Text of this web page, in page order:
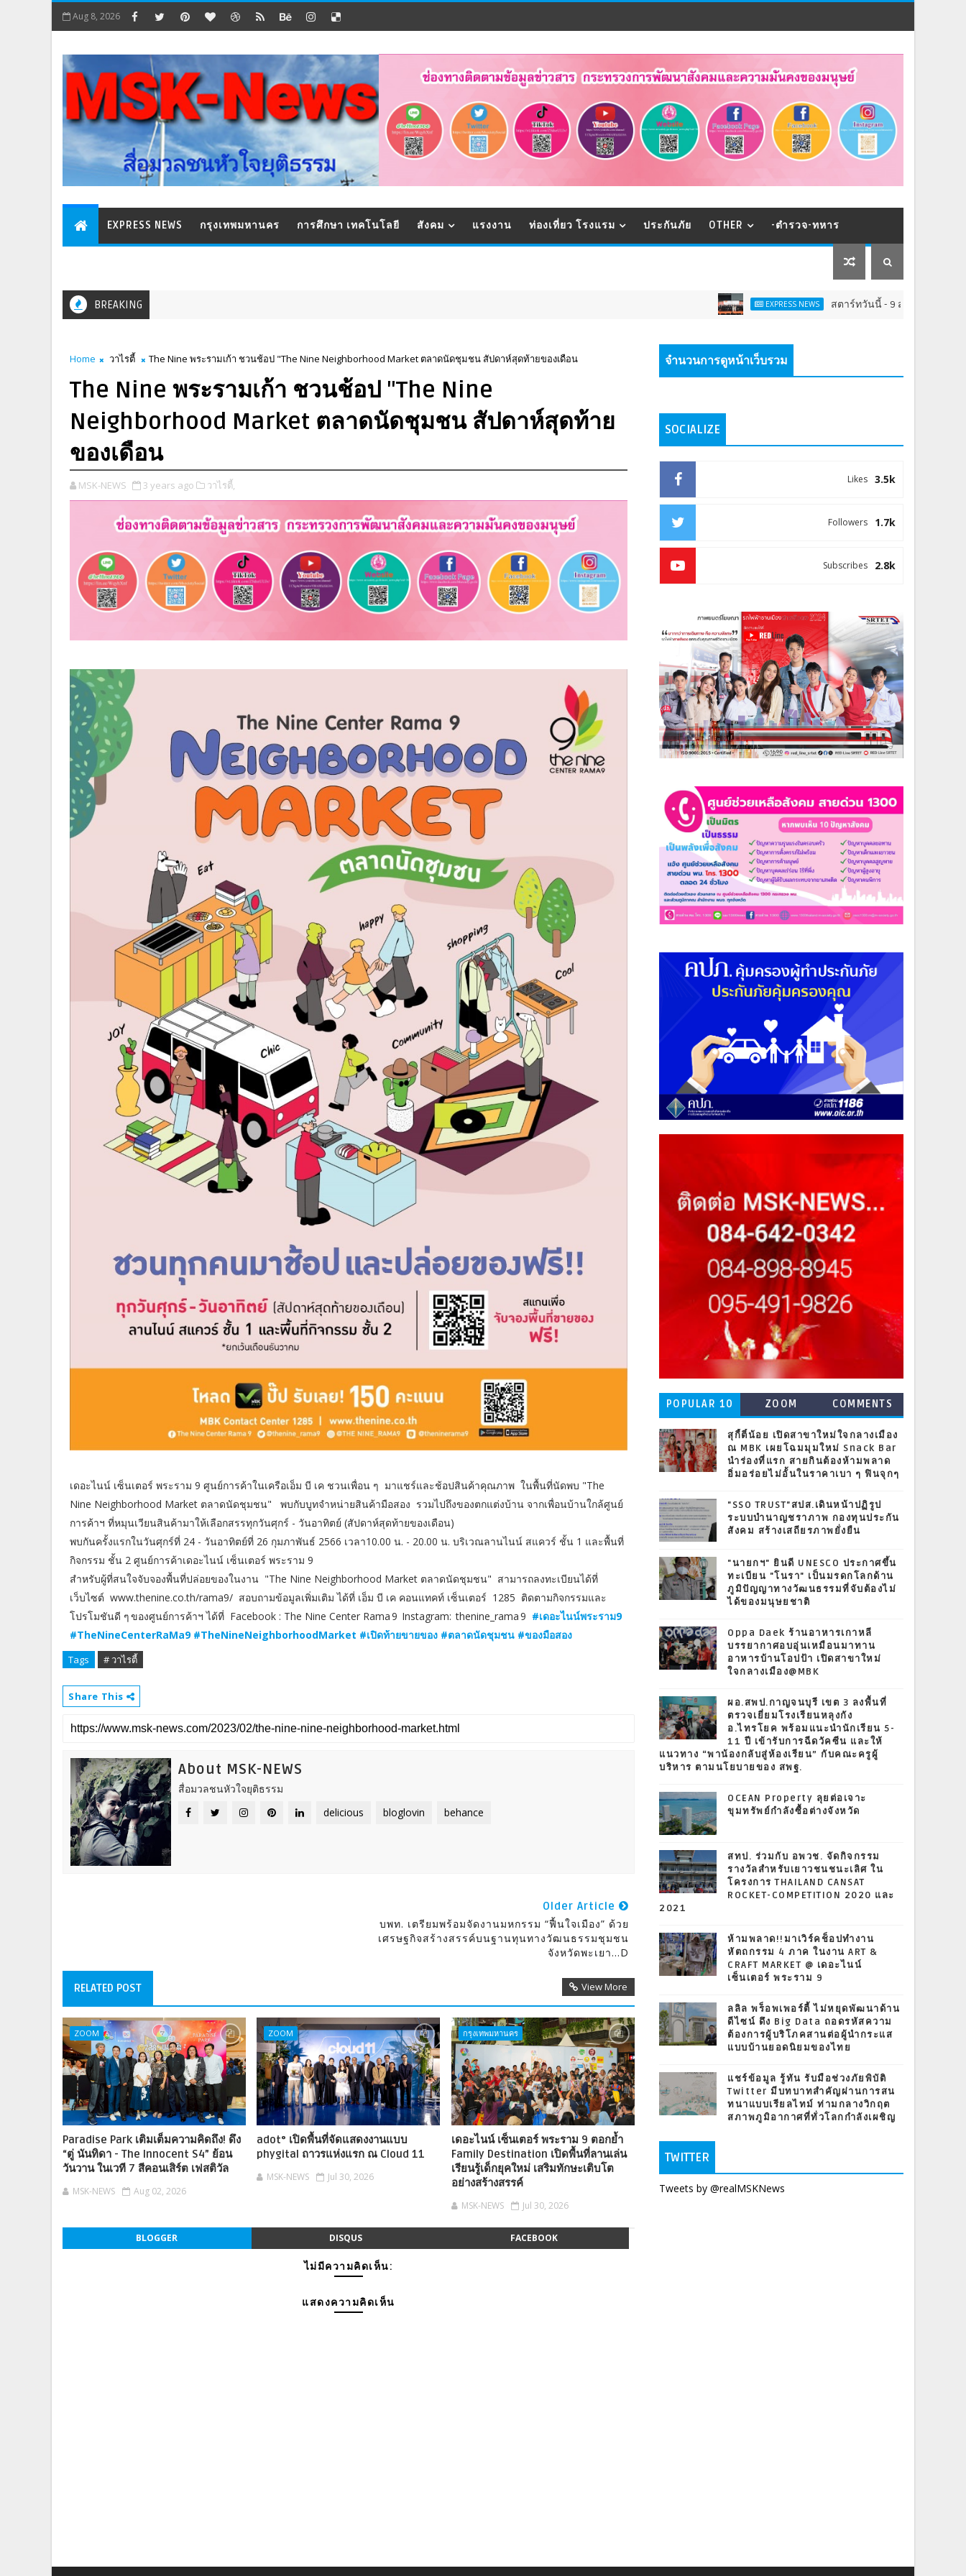
Aug 8, 2026
EXPRESS NEWS กรุงเทพมหานคร การศึกษา เทคโนโลยี สังคม แรงงาน ท่องเที่ยว โรงแรม ประกันภัย OTHER -ตำรวจ-ทหาร
BREAKING EXPRESS NEWS สตาร์ทวันนี้ - 9 ส.ค.Franchise Expo
Home วาไรตี้ The Nine พระรามเก้า ชวนช้อป "The Nine Neighborhood Market ตลาดนัดชุมชน สัปดาห์สุดท้ายของเดือน
The Nine พระรามเก้า ชวนช้อป "The Nine
Neighborhood Market ตลาดนัดชุมชน สัปดาห์สุดท้าย
ของเดือน
MSK-NEWS 3 years ago วาไรตี้,
เดอะไนน์ เซ็นเตอร์ พระราม 9 ศูนย์การค้าในเครือเอ็ม บี เค ชวนเพื่อน ๆ มาแชร์และช้อปสินค้าคุณภาพ ในพื้นที่นัดพบ "The
Nine Neighborhood Market ตลาดนัดชุมชน" พบกับบูทจำหน่ายสินค้ามือสอง รวมไปถึงของตกแต่งบ้าน จากเพื่อนบ้านใกล้ศูนย์
การค้าฯ ที่หมุนเวียนสินค้ามาให้เลือกสรรทุกวันศุกร์ - วันอาทิตย์ (สัปดาห์สุดท้ายของเดือน)
พบกันครั้งแรกในวันศุกร์ที่ 24 - วันอาทิตย์ที่ 26 กุมภาพันธ์ 2566 เวลา10.00 น. - 20.00 น. บริเวณลานไนน์ สแควร์ ชั้น 1 และพื้นที่
กิจกรรม ชั้น 2 ศูนย์การค้าเดอะไนน์ เซ็นเตอร์ พระราม 9
สำหรับผู้ที่สนใจจับจองพื้นที่ปล่อยของในงาน "The Nine Neighborhood Market ตลาดนัดชุมชน" สามารถลงทะเบียนได้ที่
เว็บไซต์ www.thenine.co.th/rama9/ สอบถามข้อมูลเพิ่มเติม ได้ที่ เอ็ม บี เค คอนแทคท์ เซ็นเตอร์ 1285 ติดตามกิจกรรมและ
โปรโมชันดี ๆ ของศูนย์การค้าฯ ได้ที่ Facebook : The Nine Center Rama 9 Instagram: thenine_rama 9 #เดอะไนน์พระราม9
#TheNineCenterRaMa9 #TheNineNeighborhoodMarket #เปิดท้ายขายของ #ตลาดนัดชุมชน #ของมือสอง
Tags # วาไรตี้
Share This
About MSK-NEWS
สื่อมวลชนหัวใจยุติธรรม
delicious
bloglovin behance
Older Article
บพท. เตรียมพร้อมจัดงานมหกรรม “ฟื้นใจเมือง” ด้วย
เศรษฐกิจสร้างสรรค์บนฐานทุนทางวัฒนธรรมชุมชน
จังหวัดพะเยา...D
RELATED POST View More
ZOOM
Paradise Park เติมเต็มความคิดถึง! ดึง
“ตู่ นันทิดา - The Innocent S4” ย้อน
วันวาน ในเวที 7 สีคอนเสิร์ต เฟสติวัล
MSK-NEWS Aug 02, 2026
ZOOM
adot° เปิดพื้นที่จัดแสดงงานแบบ
phygital ถาวรแห่งแรก ณ Cloud 11
MSK-NEWS Jul 30, 2026
กรุงเทพมหานคร
เดอะไนน์ เซ็นเตอร์ พระราม 9 ตอกย้ำ
Family Destination เปิดพื้นที่ลานเล่น
เรียนรู้เด็กยุคใหม่ เสริมทักษะเติบโต
อย่างสร้างสรรค์
MSK-NEWS Jul 30, 2026
BLOGGER DISQUS FACEBOOK
ไม่มีความคิดเห็น:
แสดงความคิดเห็น
จำนวนการดูหน้าเว็บรวม
SOCIALIZE
3.5k
Likes
1.7k
Followers
2.8k
Subscribes
POPULAR 10 ZOOM COMMENTS
สุกี้ตี๋น้อย เปิดสาขาใหม่ใจกลางเมือง
ณ MBK เผยโฉมมุมใหม่ Snack Bar
นำร่องที่แรก สายกินต้องห้ามพลาด
อิ่มอร่อยไม่อั้นในราคาเบา ๆ ฟินจุกๆ
"SSO TRUST"สปส.เดินหน้าปฏิรูป
ระบบบำนาญชราภาพ กองทุนประกัน
สังคม สร้างเสถียรภาพยั่งยืน
"นายกฯ" ยินดี UNESCO ประกาศขึ้น
ทะเบียน "โนรา" เป็นมรดกโลกด้าน
ภูมิปัญญาทางวัฒนธรรมที่จับต้องไม่
ได้ของมนุษยชาติ
Oppa Daek ร้านอาหารเกาหลี
บรรยากาศอบอุ่นเหมือนมาทาน
อาหารบ้านโอปป้า เปิดสาขาใหม่
ใจกลางเมือง@MBK
ผอ.สพป.กาญจนบุรี เขต 3 ลงพื้นที่
ตรวจเยี่ยมโรงเรียนหลุงกัง
อ.ไทรโยค พร้อมแนะนำนักเรียน 5-
11 ปี เข้ารับการฉีดวัคซีน และให้
แนวทาง “พาน้องกลับสู่ห้องเรียน” กับคณะครูผู้
บริหาร ตามนโยบายของ สพฐ.
OCEAN Property ลุยต่อเจาะ
ขุมทรัพย์กำลังซื้อต่างจังหวัด
สทป. ร่วมกับ อพวช. จัดกิจกรรม
รางวัลสำหรับเยาวชนชนะเลิศ ใน
โครงการ THAILAND CANSAT
ROCKET-COMPETITION 2020 และ
2021
ห้ามพลาด!!มาเวิร์คช็อปทำงาน
หัตถกรรม 4 ภาค ในงาน ART &
CRAFT MARKET @ เดอะไนน์
เซ็นเตอร์ พระราม 9
ลลิล พร็อพเพอร์ตี้ ไม่หยุดพัฒนาด้าน
ดีไซน์ ดึง Big Data ถอดรหัสความ
ต้องการผู้บริโภคสานต่อผู้นำกระแส
แบบบ้านยอดนิยมของไทย
แชร์ข้อมูล รู้ทัน รับมือช่วงภัยพิบัติ
Twitter มีบทบาทสำคัญผ่านการสน
ทนาแบบเรียลไทม์ ท่ามกลางวิกฤต
สภาพภูมิอากาศที่ทั่วโลกกำลังเผชิญ
TWITTER
Tweets by @realMSKNews